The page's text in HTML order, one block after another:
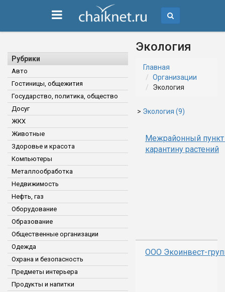
Рубрики
Авто
Гостиницы, общежития
Государство, политика, общество
Досуг
ЖКХ
Животные
Здоровье и красота
Компьютеры
Металлообработка
Недвижимость
Нефть, газ
Оборудование
Образование
Общественные организации
Одежда
Охрана и безопасность
Предметы интерьера
Продукты и напитки
Экология
Главная
Организации
Экология
> Экология (9)
Межрайонный пункт
карантину растений
ООО Экоинвест-